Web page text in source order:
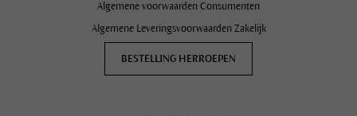
Algemene voorwaarden Consumenten
Algemene Leveringsvoorwaarden Zakelijk
BESTELLING HERROEPEN